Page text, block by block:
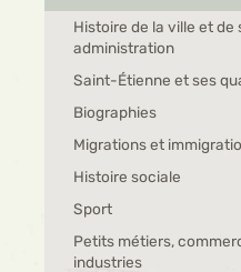
Histoire de la ville et de
administration
Saint-Étienne et ses
Biographies
Migrations et
Histoire sociale
Sport
Petits métiers,
industries